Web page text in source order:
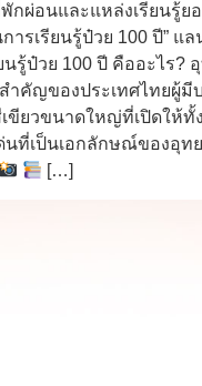
กผ่อนและแหล่งเรียนรู้ย
การเรียนรู้ป๋วย 100 ปี”
นรู้ป๋วย 100 ปี คืออะไร?
คัญของประเทศไทยผู้มี
ยวขนาดใหญ่ที่เปิดให้ทั้
นที่เป็นเอกลักษณ์ของอุ
[…]